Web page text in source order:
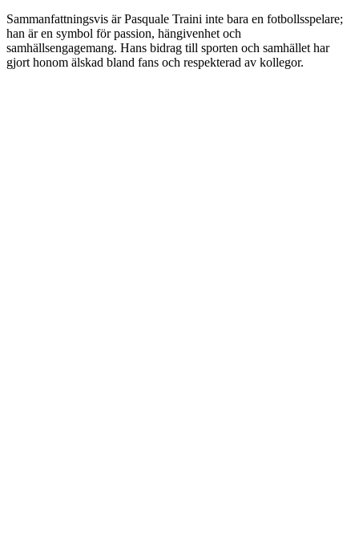
Sammanfattningsvis är Pasquale Traini inte bara en fotbollsspelare;
han är en symbol för passion, hängivenhet och
samhällsengagemang. Hans bidrag till sporten och samhället har
gjort honom älskad bland fans och respekterad av kollegor.